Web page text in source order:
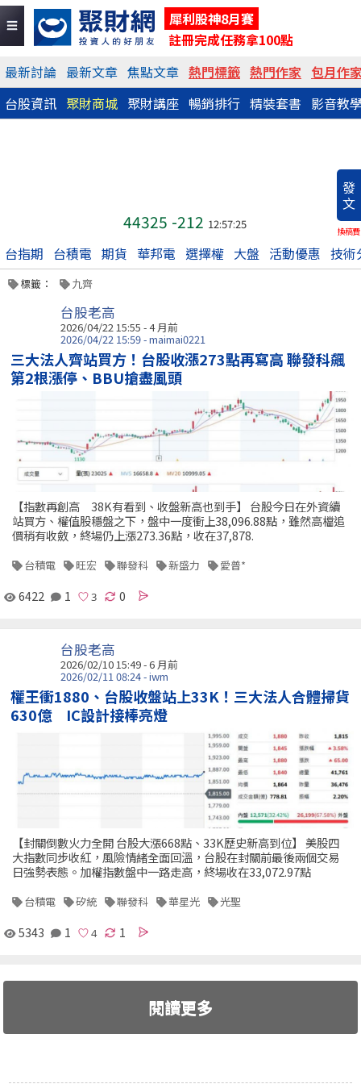
犀利股神8月賽
註冊完成任務拿100點
最新討論 最新文章 焦點文章 熱門標籤 熱門作家 包月作
台股資訊 聚財商城 聚財講座 暢銷排行 精裝套書 影音教
發
文
換稿費
44325 -212 12:57:25
台指期 台積電 期貨 華邦電 選擇權 大盤 活動優惠 技術
標籤： 九齊
台股老高
2026/04/22 15:55 - 4 月前
2026/04/22 15:59 - maimai0221
三大法人齊站買方！台股收漲273點再寫高 聯發科飆
第2根漲停、BBU搶盡風頭
【指數再創高 38K有看到、收盤新高也到手】 台股今日在外資續
站買方、權值股穩盤之下，盤中一度衝上38,096.88點，雖然高檔追
價稍有收斂，終場仍上漲273.36點，收在37,878.
台積電 旺宏 聯發科 新盛力 愛普*
6422 1 0
台股老高
2026/02/10 15:49 - 6 月前
2026/02/11 08:24 - iwm
權王衝1880、台股收盤站上33K！三大法人合體掃貨
630億 IC設計接棒亮燈
【封關倒數火力全開 台股大漲668點、33K歷史新高到位】 美股四
大指數同步收紅，風險情緒全面回溫，台股在封關前最後兩個交易
日強勢表態。加權指數盤中一路走高，終場收在33,072.97點
台積電 矽統 聯發科 華星光 光聖
5343 1 1
閱讀更多